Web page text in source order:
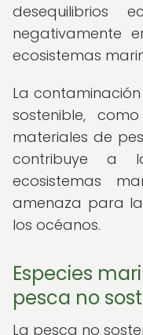
desequilibrios
negativamente
ecosistemas
La
sostenible,
materiales de
contribuye a
ecosistemas
amenaza para
los océanos.
Especies
pesca no
La pesca no